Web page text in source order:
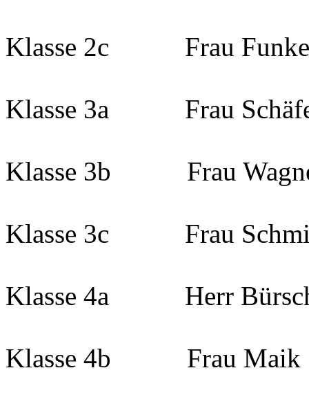
Klasse 2c Frau Funke
Klasse 3a Frau
Klasse 3b Frau
Klasse 3c Frau
Klasse 4a Herr
Klasse 4b Frau Maik